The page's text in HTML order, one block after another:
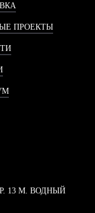
ПРОЕКТЫ
13 М. ВОДНЫЙ